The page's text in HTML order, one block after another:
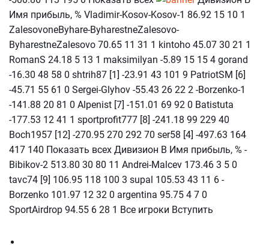
Имя прибыль, % Vladimir-Kosov-Kosov-1 86.92 15 10 1
ZalesovoneByhare-ByharestneZalesovo-
ByharestneZalesovo 70.65 11 31 1 kintoho 45.07 30 21 1
RomanS 24.18 5 13 1 maksimilyan -5.89 15 15 4 gorand
-16.30 48 58 0 shtrih87 [1] -23.91 43 101 9 PatriotSM [6]
-45.71 55 61 0 Sergei-Glyhov -55.43 26 22 2 -Borzenko-1
-141.88 20 81 0 Alpenist [7] -151.01 69 92 0 Batistuta
-177.53 12 41 1 sportprofit777 [8] -241.18 99 229 40
Boch1957 [12] -270.95 270 292 70 ser58 [4] -497.63 164
417 140 Показать всех Дивизион В Имя прибыль, % -
Bibikov-2 513.80 30 80 11 Andrei-Malcev 173.46 3 5 0
tavc74 [9] 106.95 118 100 3 supal 105.53 43 11 6 -
Borzenko 101.97 12 32 0 argentina 95.75 4 7 0
SportAirdrop 94.55 6 28 1 Все игроки Вступить